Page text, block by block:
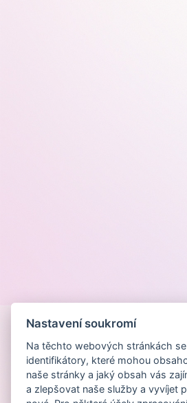
Nastavení soukromí
Na těchto webových stránkách
identifikátory, které mohou
naše stránky a jaký obsah vás
a zlepšovat naše služby a vyvíjet